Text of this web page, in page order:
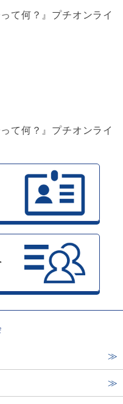
て何？』プチオンライ
て何？』プチオンライ